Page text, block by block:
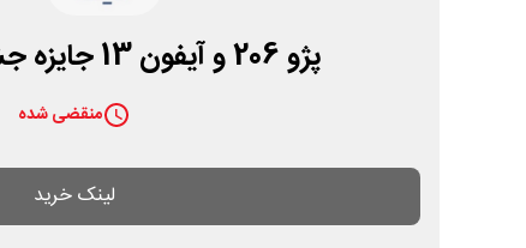
پژو 206 و آیفون 13 جایزه جشنواره تکنولایف
منقضی شده
لینک خرید